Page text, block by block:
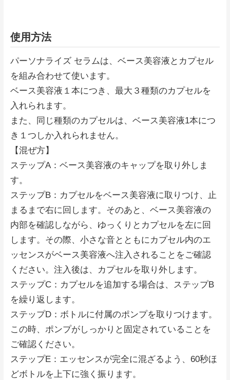
使用方法
パーソナライズ セラムは、ベース美容液とカプセル
を組み合わせて使います。
ベース美容液１本につき、最大３種類のカプセルを
入れられます。
また、同じ種類のカプセルは、ベース美容液1本につ
き１つしか入れられません。
【混ぜ方】
ステップA：ベース美容液のキャップを取り外しま
す。
ステップB：カプセルをベース美容液に取りつけ、止
まるまで右に回します。そのあと、ベース美容液の
内部を確認しながら、ゆっくりとカプセルを左に回
します。その際、小さな音とともにカプセル内のエ
ッセンスがベース美容液へ注入されることをご確認
ください。注入後は、カプセルを取り外します。
ステップC：カプセルを追加する場合は、ステップB
を繰り返します。
ステップD：ボトルに付属のポンプを取りつけます。
この時、ポンプがしっかりと固定されていることを
ご確認ください。
ステップE：エッセンスが完全に混ざるよう、60秒ほ
どボトルを上下に強く振ります。